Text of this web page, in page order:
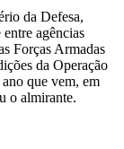
da Defesa,
agências
Forças Armadas
da Operação
que vem, em
o almirante.